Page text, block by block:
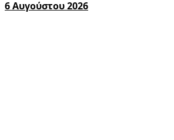
6 Αυγούστου 2026